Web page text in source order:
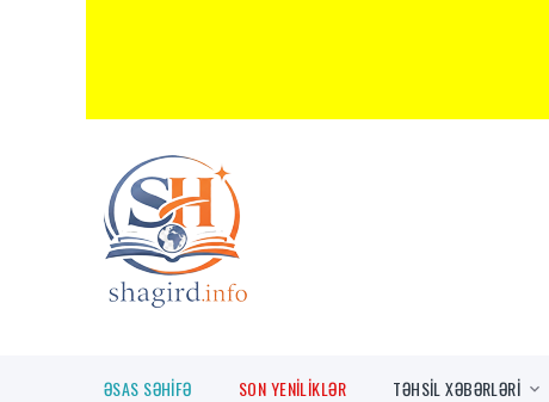
ƏSAS SƏHİFƏ SON YENİLİKLƏR TƏHSİL XƏBƏRLƏRİ